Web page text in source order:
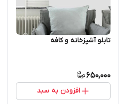
تابلو آشپزخانه و کافه
650,000
افزودن به سبد